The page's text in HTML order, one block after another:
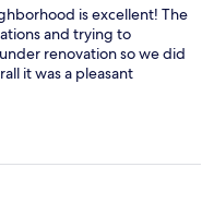
is excellent! The
and trying to
renovation so we did
it was a pleasant